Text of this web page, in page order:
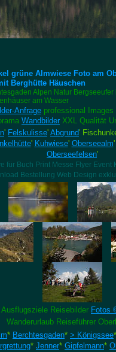
grüne Almwiese Foto am
Berghütte Häuschen
Alpen Natur
am Wasser
Anfrageprofessional Images
Wandbilder XXL Qualität
' Felskulisse' Abgrund'
' Kuhwiese' Oberseealm'
Oberseefelsen'
für Buch Print Messe Flyer Event
Bestellung Web Design
Ausflugsziele Reisebilder Fotos
Wanderurlaub Reiseführer
* Berchtesgaden* > Königssee*
* Jenner* Gipfelmann*